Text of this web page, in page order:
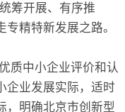
筹开展、有序推
精特新发展之路。
质中小企业评价和认
企业发展实际，适时
，明确北京市创新型